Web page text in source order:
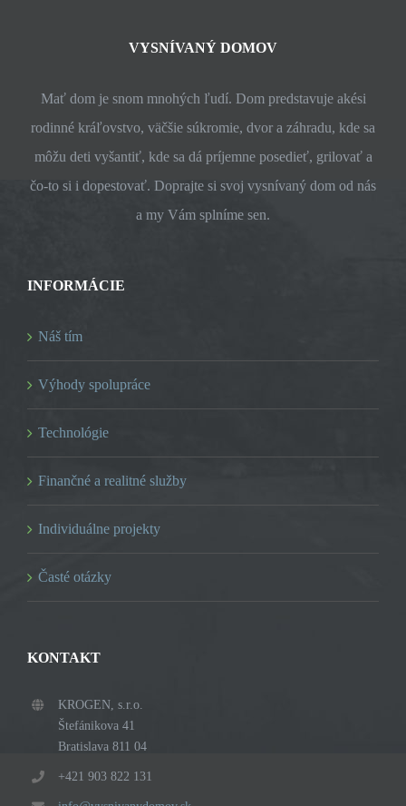
VYSNÍVANÝ DOMOV
Mať dom je snom mnohých ľudí. Dom predstavuje akési
rodinné kráľovstvo, väčšie súkromie, dvor a záhradu, kde sa
môžu deti vyšantiť, kde sa dá príjemne posedieť, grilovať a
čo-to si i dopestovať. Doprajte si svoj vysnívaný dom od nás
a my Vám splníme sen.
INFORMÁCIE
Náš tím
Výhody spolupráce
Technológie
Finančné a realitné služby
Individuálne projekty
Časté otázky
KONTAKT
KROGEN, s.r.o.
Štefánikova 41
Bratislava 811 04
+421 903 822 131